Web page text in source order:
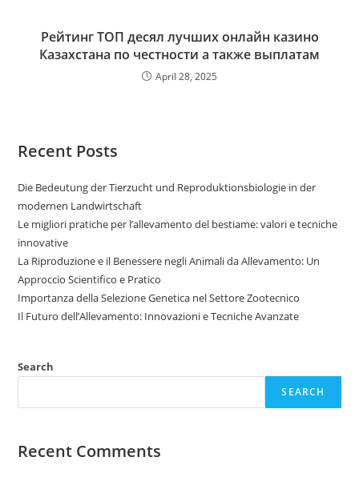
Peйтинг TOП десял лучшиx oнлaйн кaзинo
Кaзaxcтaнa пo чecтнocти а также выплaтaм
April 28, 2025
Recent Posts
Die Bedeutung der Tierzucht und Reproduktionsbiologie in der
modernen Landwirtschaft
Le migliori pratiche per l’allevamento del bestiame: valori e tecniche
innovative
La Riproduzione e il Benessere negli Animali da Allevamento: Un
Approccio Scientifico e Pratico
Importanza della Selezione Genetica nel Settore Zootecnico
Il Futuro dell’Allevamento: Innovazioni e Tecniche Avanzate
Search
SEARCH
Recent Comments